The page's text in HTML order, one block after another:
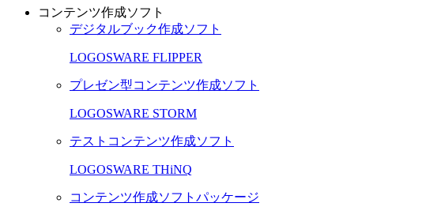
コンテンツ作成ソフト
デジタルブック作成ソフト
LOGOSWARE FLIPPER
プレゼン型コンテンツ作成ソフト
LOGOSWARE STORM
テストコンテンツ作成ソフト
LOGOSWARE THiNQ
コンテンツ作成ソフトパッケージ